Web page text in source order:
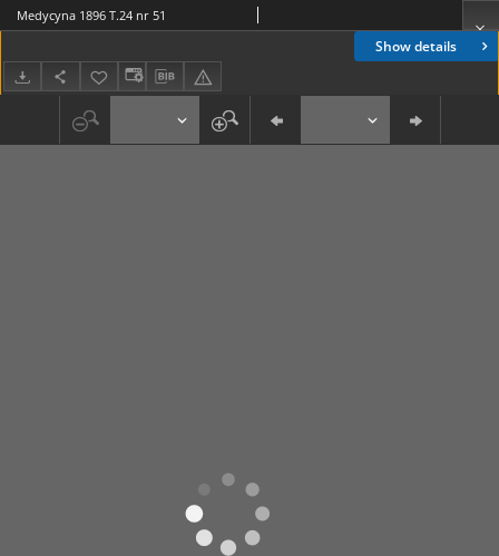
Show details
Medycyna 1896 T.24 nr 51